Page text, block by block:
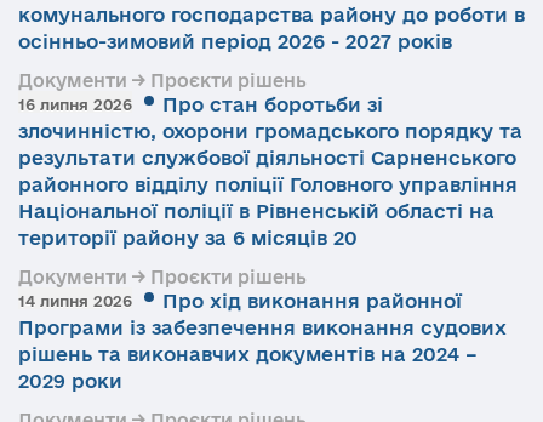
комунального господарства району до роботи в
осінньо-зимовий період 2026 - 2027 років
Документи → Проєкти рішень
16 липня 2026
Про стан боротьби зі
злочинністю, охорони громадського порядку та
результати службової діяльності Сарненського
районного відділу поліції Головного управління
Національної поліції в Рівненській області на
території району за 6 місяців 20
Документи → Проєкти рішень
14 липня 2026
Про хід виконання районної
Програми із забезпечення виконання судових
рішень та виконавчих документів на 2024 –
2029 роки